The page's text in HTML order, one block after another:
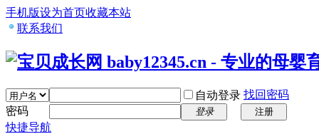
手机版设为首页收藏本站
联系我们
自动登录 找回密码
密码
登录 注册
快捷导航